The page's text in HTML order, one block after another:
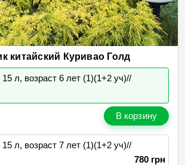
китайский Куривао Голд
15 л, возраст 6 лет (1)(1+2 уч)//
В корзину
15 л, возраст 7 лет (1)(1+2 уч)//
780 грн